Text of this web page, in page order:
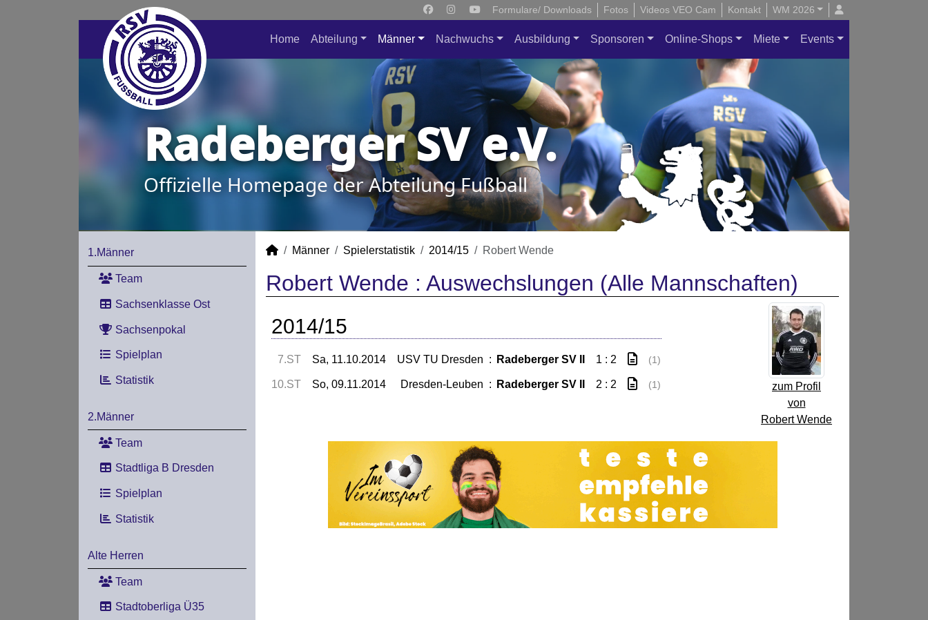
Formulare/ Downloads Fotos Videos VEO Cam Kontakt WM 2026
Home Abteilung Männer Nachwuchs Ausbildung Sponsoren Online-Shops Miete Events
Radeberger SV e.V.
Offizielle Homepage der Abteilung Fußball
1.Männer
Team
Sachsenklasse Ost
Sachsenpokal
Spielplan
Statistik
2.Männer
Team
Stadtliga B Dresden
Spielplan
Statistik
Alte Herren
Team
Stadtoberliga Ü35
Männer Spielerstatistik 2014/15 Robert Wende
Robert Wende : Auswechslungen (Alle Mannschaften)
zum Profil
von
Robert Wende
2014/15
7.ST Sa, 11.10.2014 USV TU Dresden : Radeberger SV II 1 : 2 (1)
10.ST So, 09.11.2014 Dresden-Leuben : Radeberger SV II 2 : 2 (1)